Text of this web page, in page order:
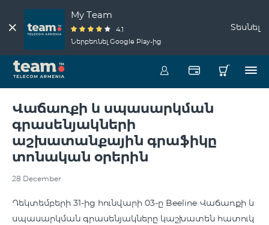
My Team
4.1
Ներբեռնել Google Play-ից
Տեսնել
Վաճառքի և սպասարկման
գրասենյակների
աշխատանքային գրաֆիկը
տոնական օրերին
28 December
Դեկտեմբերի 31-ից hունվարի 03-ը Beeline Վաճառքի և
սպասարկման գրասենյակները կաշխատեն հատուկ